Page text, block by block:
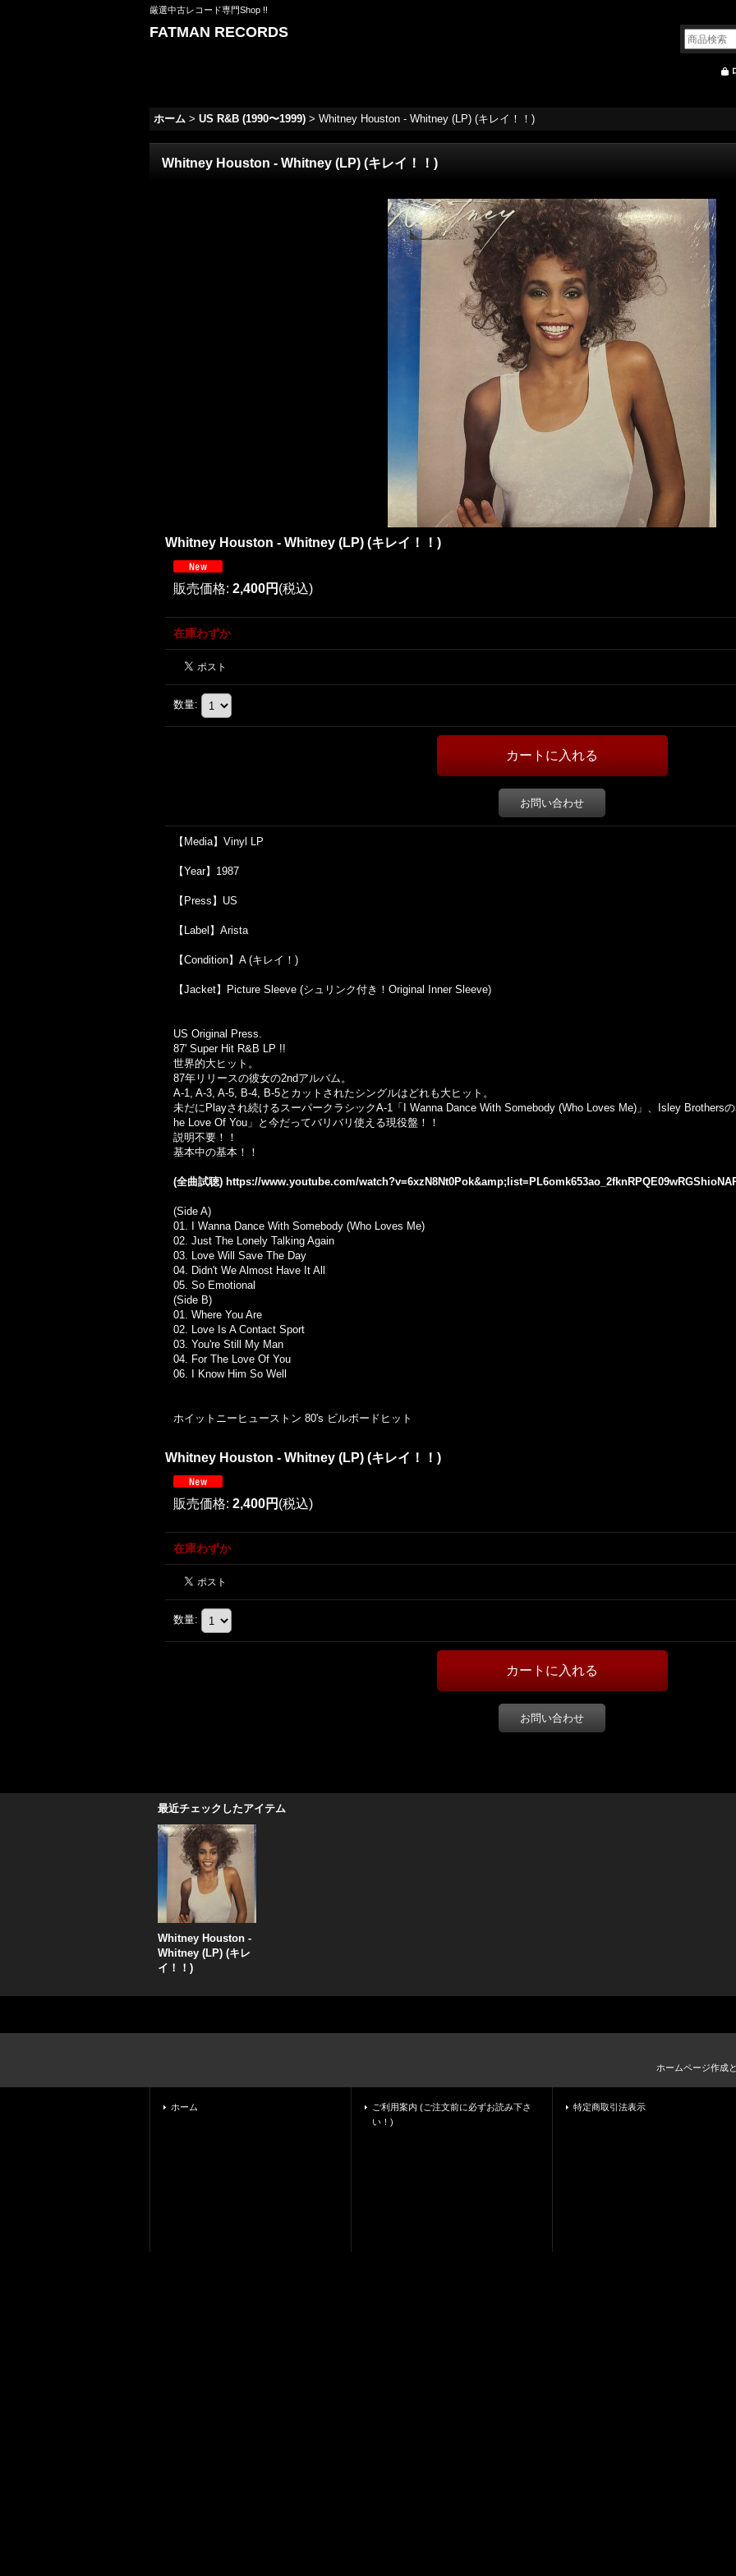
厳選中古レコード専門Shop !!
FATMAN RECORDS
ホーム > US R&B (1990〜1999) > Whitney Houston - Whitney (LP) (キレイ！！)
Whitney Houston - Whitney (LP) (キレイ！！)
Whitney Houston - Whitney (LP) (キレイ！！)
販売価格: 2,400円 (税込)
在庫わずか
数量:
お問い合わせ
【Media】Vinyl LP
【Year】1987
【Press】US
【Label】Arista
【Condition】A (キレイ！)
【Jacket】Picture Sleeve (シュリンク付き！Original Inner Sleeve)
US Original Press.
87' Super Hit R&B LP !!
世界的大ヒット。
87年リリースの彼女の2ndアルバム。
A-1, A-3, A-5, B-4, B-5とカットされたシングルはどれも大ヒット。
未だにPlayされ続けるスーパークラシックA-1「I Wanna Dance With Somebody (Who Loves Me)」、Isley Brothers
he Love Of You」と今だってバリバリ使える現役盤！！
説明不要！！
基本中の基本！！
(全曲試聴) https://www.youtube.com/
(Side A)
01. I Wanna Dance With Somebody (Who Loves Me)
02. Just The Lonely Talking Again
03. Love Will Save The Day
04. Didn't We Almost Have It All
05. So Emotional
(Side B)
01. Where You Are
02. Love Is A Contact Sport
03. You're Still My Man
04. For The Love Of You
06. I Know Him So Well
ホイットニーヒューストン 80's ビルボードヒット
Whitney Houston - Whitney (LP) (キレイ！！)
販売価格: 2,400円 (税込)
在庫わずか
数量:
お問い合わせ
最近チェックしたアイテム
Whitney Houston -
Whitney (LP) (キレ
イ！！)
ホームページ作成
ホーム
ご利用案内 (ご注文前に必ずお読み下さ
い！)
特定商取引法表示